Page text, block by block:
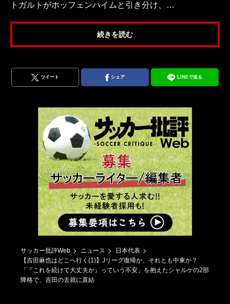
トガルトがホッフェンハイムと引き分け、…
続きを読む
ツイート シェア LINEで送る
サッカー批評Web ニュース
日本代表
【吉田麻也はどこへ行く(1)】Jリーグ復帰か、それとも中東か？
「『これを続けて大丈夫か』っていう不安」を抱えたシャルケの2部
降格で、吉田の去就に直結